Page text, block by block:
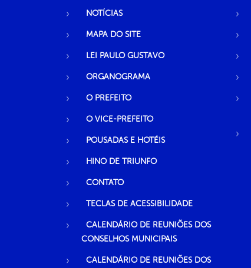
NOTÍCIAS
MAPA DO SITE
LEI PAULO GUSTAVO
ORGANOGRAMA
O PREFEITO
O VICE-PREFEITO
POUSADAS E HOTÉIS
HINO DE TRIUNFO
CONTATO
TECLAS DE ACESSIBILIDADE
CALENDÁRIO DE REUNIÕES DOS
CONSELHOS MUNICIPAIS
CALENDÁRIO DE REUNIÕES DOS